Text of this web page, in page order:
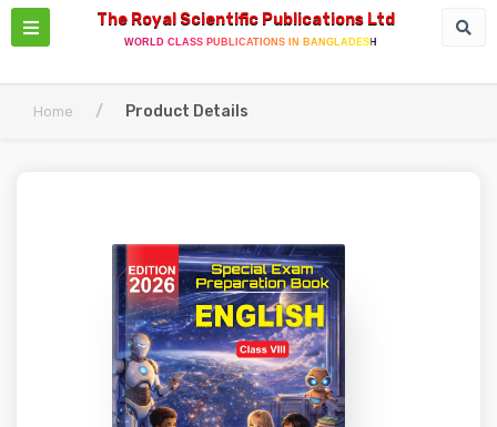
The Royal Scientific Publications Ltd
WORLD CLASS PUBLICATIONS IN BANGLADESH
Home / Product Details